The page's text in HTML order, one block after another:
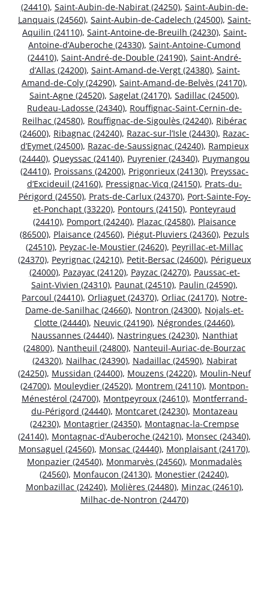
(24410), Saint-Aubin-de-Nabirat (24250), Saint-Aubin-de-
Lanquais (24560), Saint-Aubin-de-Cadelech (24500), Saint-
Aquilin (24110), Saint-Antoine-de-Breuilh (24230), Saint-
Antoine-d’Auberoche (24330), Saint-Antoine-Cumond
(24410), Saint-André-de-Double (24190), Saint-André-
d’Allas (24200), Saint-Amand-de-Vergt (24380), Saint-
Amand-de-Coly (24290), Saint-Amand-de-Belvès (24170),
Saint-Agne (24520), Sagelat (24170), Sadillac (24500),
Rudeau-Ladosse (24340), Rouffignac-Saint-Cernin-de-
Reilhac (24580), Rouffignac-de-Sigoulès (24240), Ribérac
(24600), Ribagnac (24240), Razac-sur-l’Isle (24430), Razac-
d’Eymet (24500), Razac-de-Saussignac (24240), Rampieux
(24440), Queyssac (24140), Puyrenier (24340), Puymangou
(24410), Proissans (24200), Prigonrieux (24130), Preyssac-
d’Excideuil (24160), Pressignac-Vicq (24150), Prats-du-
Périgord (24550), Prats-de-Carlux (24370), Port-Sainte-Foy-
et-Ponchapt (33220), Pontours (24150), Ponteyraud
(24410), Pomport (24240), Plazac (24580), Plaisance
(86500), Plaisance (24560), Piégut-Pluviers (24360), Pezuls
(24510), Peyzac-le-Moustier (24620), Peyrillac-et-Millac
(24370), Peyrignac (24210), Petit-Bersac (24600), Périgueux
(24000), Pazayac (24120), Payzac (24270), Paussac-et-
Saint-Vivien (24310), Paunat (24510), Paulin (24590),
Parcoul (24410), Orliaguet (24370), Orliac (24170), Notre-
Dame-de-Sanilhac (24660), Nontron (24300), Nojals-et-
Clotte (24440), Neuvic (24190), Négrondes (24460),
Naussannes (24440), Nastringues (24230), Nanthiat
(24800), Nantheuil (24800), Nanteuil-Auriac-de-Bourzac
(24320), Nailhac (24390), Nadaillac (24590), Nabirat
(24250), Mussidan (24400), Mouzens (24220), Moulin-Neuf
(24700), Mouleydier (24520), Montrem (24110), Montpon-
Ménestérol (24700), Montpeyroux (24610), Montferrand-
du-Périgord (24440), Montcaret (24230), Montazeau
(24230), Montagrier (24350), Montagnac-la-Crempse
(24140), Montagnac-d’Auberoche (24210), Monsec (24340),
Monsaguel (24560), Monsac (24440), Monplaisant (24170),
Monpazier (24540), Monmarvès (24560), Monmadalès
(24560), Monfaucon (24130), Monestier (24240),
Monbazillac (24240), Molières (24480), Minzac (24610),
Milhac-de-Nontron (24470)